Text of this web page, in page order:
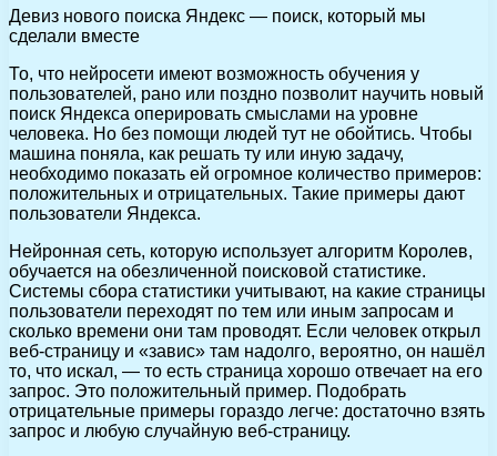
Девиз нового поиска Яндекс — поиск, который мы
сделали вместе
То, что нейросети имеют возможность обучения у
пользователей, рано или поздно позволит научить новый
поиск Яндекса оперировать смыслами на уровне
человека. Но без помощи людей тут не обойтись. Чтобы
машина поняла, как решать ту или иную задачу,
необходимо показать ей огромное количество примеров:
положительных и отрицательных. Такие примеры дают
пользователи Яндекса.
Нейронная сеть, которую использует алгоритм Королев,
обучается на обезличенной поисковой статистике.
Системы сбора статистики учитывают, на какие страницы
пользователи переходят по тем или иным запросам и
сколько времени они там проводят. Если человек открыл
веб-страницу и «завис» там надолго, вероятно, он нашёл
то, что искал, — то есть страница хорошо отвечает на его
запрос. Это положительный пример. Подобрать
отрицательные примеры гораздо легче: достаточно взять
запрос и любую случайную веб-страницу.